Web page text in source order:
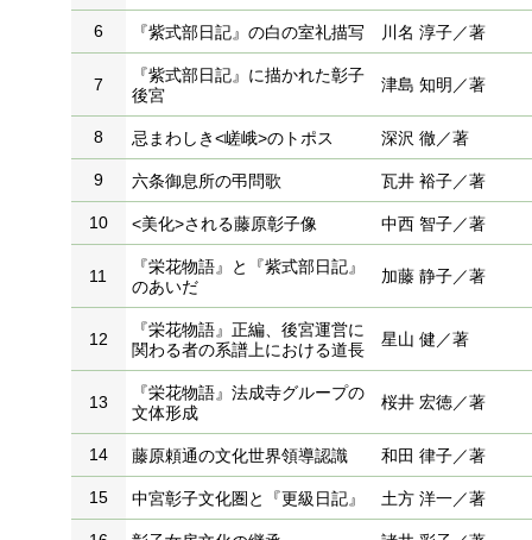
6 『紫式部日記』の白の室礼描写 川名 淳子／著
7
『紫式部日記』に描かれた彰子
後宮
津島 知明／著
8 忌まわしき<嵯峨>のトポス 深沢 徹／著
9 六条御息所の弔問歌 瓦井 裕子／著
10 <美化>される藤原彰子像 中西 智子／著
11
『栄花物語』と『紫式部日記』
のあいだ
加藤 静子／著
12
『栄花物語』正編、後宮運営に
関わる者の系譜上における道長
星山 健／著
13
『栄花物語』法成寺グループの
文体形成
桜井 宏徳／著
14 藤原頼通の文化世界領導認識 和田 律子／著
15 中宮彰子文化圏と『更級日記』 土方 洋一／著